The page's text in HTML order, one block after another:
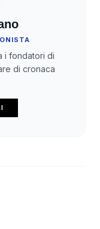
i fondatori di
di cronaca